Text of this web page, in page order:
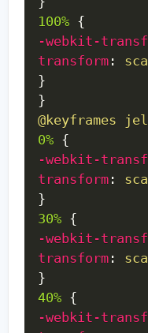
100% {
-webkit-
transform :
}
}
@keyframes
0% {
-webkit-
transform :
}
30% {
-webkit-
transform :
}
40% {
-webkit-